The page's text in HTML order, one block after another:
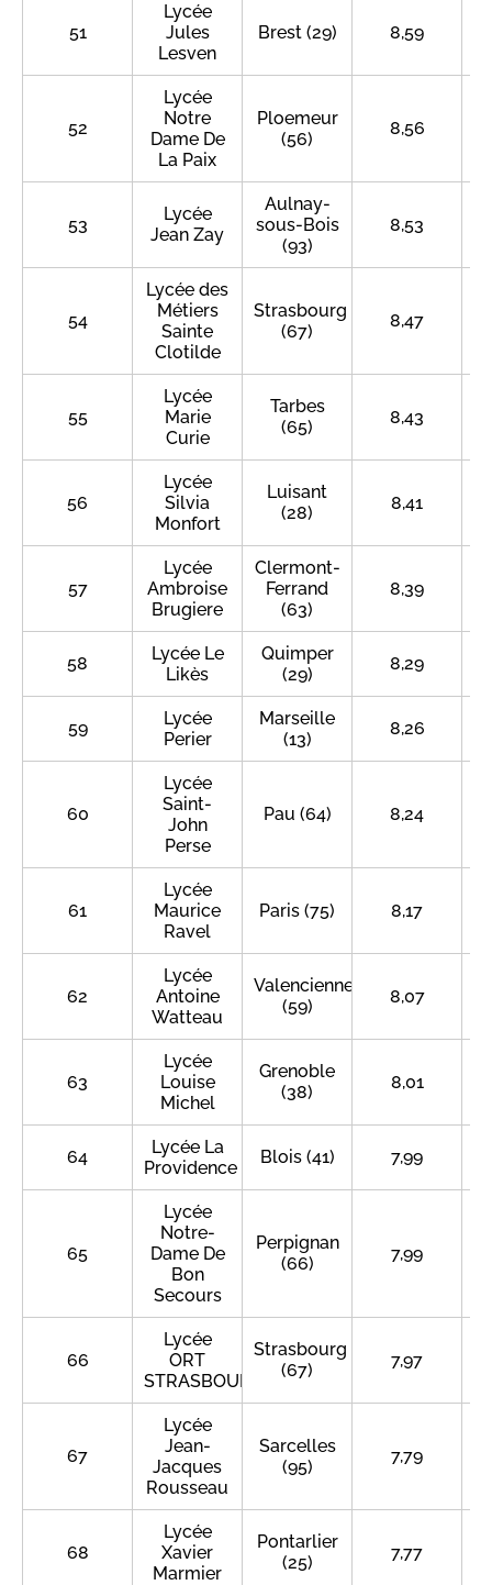
51
Lycée
Jules
Lesven
Brest (29) 8,59
52
Lycée
Notre
Dame De
La Paix
Ploemeur
(56)
8,56
53
Lycée
Jean Zay
Aulnay-
sous-Bois
(93)
8,53
54
Lycée des
Métiers
Sainte
Clotilde
Strasbourg
(67)
8,47
55
Lycée
Marie
Curie
Tarbes
(65)
8,43
56
Lycée
Silvia
Monfort
Luisant
(28)
8,41
57
Lycée
Ambroise
Brugiere
Clermont-
Ferrand
(63)
8,39
58
Lycée Le
Likès
Quimper
(29)
8,29
59
Lycée
Perier
Marseille
(13)
8,26
60
Lycée
Saint-
John
Perse
Pau (64) 8,24
61
Lycée
Maurice
Ravel
Paris (75) 8,17
62
Lycée
Antoine
Watteau
Valenciennes
(59)
8,07
63
Lycée
Louise
Michel
Grenoble
(38)
8,01
64
Lycée La
Providence
Blois (41) 7,99
65
Lycée
Notre-
Dame De
Bon
Secours
Perpignan
(66)
7,99
66
Lycée
ORT
STRASBOURG
Strasbourg
(67)
7,97
67
Lycée
Jean-
Jacques
Rousseau
Sarcelles
(95)
7,79
68
Lycée
Xavier
Marmier
Pontarlier
(25)
7,77